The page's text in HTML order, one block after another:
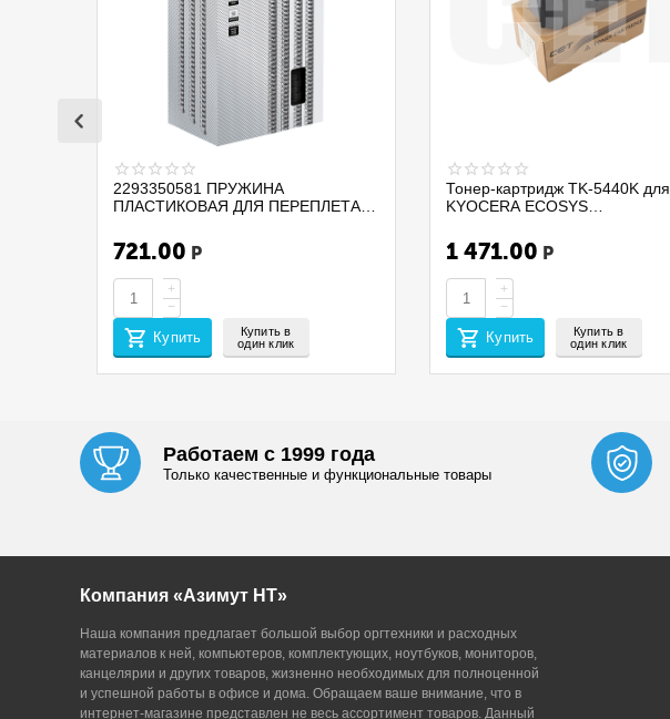
2293350581 ПРУЖИНА
ПЛАСТИКОВАЯ ДЛЯ ПЕРЕПЛЕТА
255112 D=32 А4 280ЛИСТОВ 50ШТ
ЧЕРНЫЙ
721.00 Р
+
−
Купить
Купить в
один клик
Тонер-картридж TK-5440K для
KYOCERA ECOSYS
/MA2100CWFX (CET) Black,
(EUR/MEA/Afr), 70г, 2800 стр.,
CET141959
1 471.00 Р
+
−
Купить
Купить в
один клик
Работаем с 1999 года
Только качественные и функциональные товары
Компания «Азимут НТ»
Наша компания предлагает большой выбор оргтехники и расходных
материалов к ней, компьютеров, комплектующих, ноутбуков, мониторов,
канцелярии и других товаров, жизненно необходимых для полноценной
и успешной работы в офисе и дома. Обращаем ваше внимание, что в
интернет-магазине представлен не весь ассортимент товаров. Данный